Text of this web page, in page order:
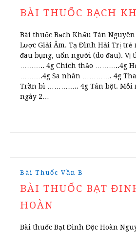
BÀI THUỐC BẠCH
Bài thuốc Bạch Khấu Tán
Lược Giải Âm. Tạ Đình Hải Trị trẻ
đau bụng, uốn người (do đau). Vị
……….. 4g Chích thảo ………..4g
……….4g Sa nhân …………. 4g
Trần bì ………….. 4g Tán bột. Mỗi
ngày 2…
Bài Thuốc Vần B
BÀI THUỐC BẠT
HOÀN
Bài thuốc Bạt Đinh Độc Hoàn